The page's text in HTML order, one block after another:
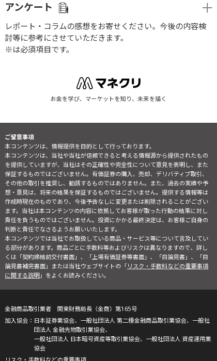
アンケート
レポート・コラムの感想をお寄せください。今後の内容検
討等に参考にさせていただきます。
※は必須項目です。
お金を学び、マーケットを知り、未来を描く
ご留意事項
本コンテンツは、情報提供を目的として行っております。
本コンテンツは、当社や当社が信頼できると考える情報源から提供されたもの
を提供していますが、当社はその正確性や完全性について意見を表明し、また
保証するものではございません。有価証券の購入、売却、デリバティブ取引、
その他の取引を推奨し、勧誘するものではありません。また、過去の実績や予
想・意見は、将来の結果を保証するものではございません。提供する情報等は
作成時現在のものであり、今後予告なしに変更または削除されることがござい
ます。当社は本コンテンツの内容に依拠してお客様が取った行動の結果に対し
責任を負うものではございません。投資にかかる最終決定は、お客様ご自身の
判断と責任でなさるようお願いいたします。
本コンテンツでは当社でお取扱している商品・サービス等について言及してい
る部分があります。商品ごとに手数料等およびリスクは異なりますので、詳し
くは「契約締結前交付書面」、「上場有価証券等書面」、「目論見書」、「目
論見書補完書面」または当社ウェブサイトの「リスク・手数料などの重要事項
に関する説明」をよくお読みください。
金融商品取引業者 関東財務局長（金商）第165号
日本証券業協会、一般社団法人 第二種金融商品取引業協会、一般社
団法人 金融先物取引業協会、
一般社団法人 日本暗号資産等取引業協会、一般社団法人 資産運用業
協会